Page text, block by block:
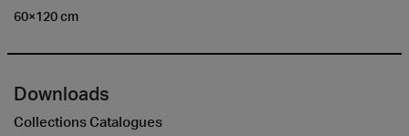
60×120 cm
Downloads
Collections Catalogues